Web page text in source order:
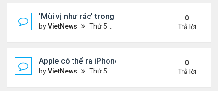
'Mùi vị như rác' trong miệng sau khi uống thuốc
byVietNews Thứ 5 Tháng 8 18, 2022 4:39 pm
0
Trả lời
Apple có thể ra iPhone 14 ngày 7/9
byVietNews Thứ 5 Tháng 8 18, 2022 4:20 pm
0
Trả lời